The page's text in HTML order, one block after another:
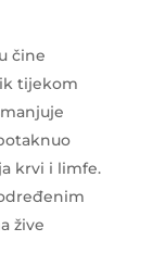
čine
tijekom
krvi i limfe.
žive